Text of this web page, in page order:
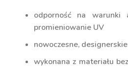
odporność na warunki
promieniowanie UV
nowoczesne,
wykonana z materiału